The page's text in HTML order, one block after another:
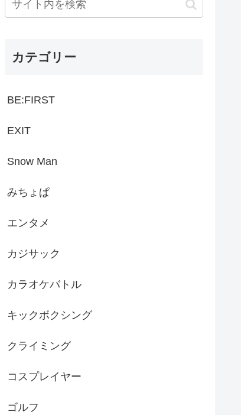
カテゴリー
BE:FIRST
EXIT
Snow Man
みちょぱ
エンタメ
カジサック
カラオケバトル
キックボクシング
クライミング
コスプレイヤー
ゴルフ